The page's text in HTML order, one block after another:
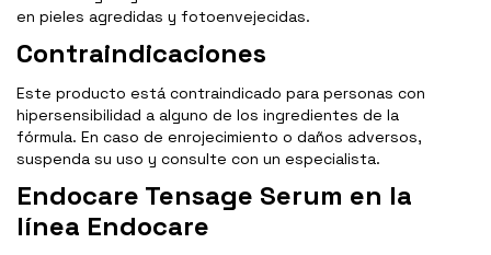
en pieles agredidas y fotoenvejecidas.
Contraindicaciones
Este producto está contraindicado para personas con
hipersensibilidad a alguno de los ingredientes de la
fórmula. En caso de enrojecimiento o daños adversos,
suspenda su uso y consulte con un especialista.
Endocare Tensage Serum en la
línea Endocare